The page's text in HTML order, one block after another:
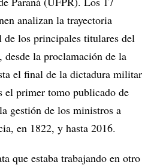
analizan la trayectoria
los principales titulares del
la proclamación de la
el final de la dictadura militar
primer tomo publicado de
gestión de los ministros a
en 1822, y hasta 2016.
que estaba trabajando en otro